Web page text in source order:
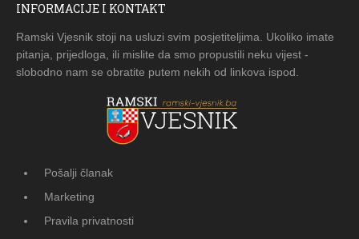
INFORMACIJE I KONTAKT
Ramski Vjesnik stoji na usluzi svim posjetiteljima. Ukoliko imate
pitanja, prijedloga, ili mislite da smo propustili neku vijest -
slobodno nam se obratite putem nekih od linkova ispod.
Pošalji članak
Marketing
Pravila privatnosti